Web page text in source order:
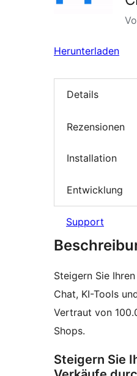
Herunterladen
Details
Rezensionen
Installation
Entwicklung
Support
Steigern Sie
Chat, KI-Tools
Vertraut von
Shops.
Steigern Sie